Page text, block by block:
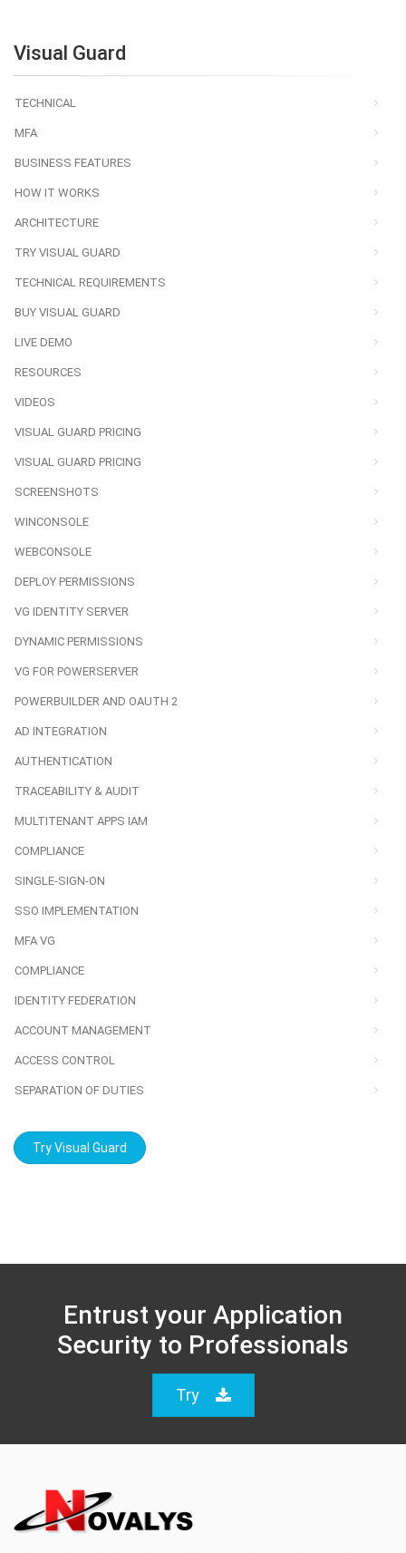
Visual Guard
TECHNICAL
MFA
BUSINESS FEATURES
HOW IT WORKS
ARCHITECTURE
TRY VISUAL GUARD
TECHNICAL REQUIREMENTS
BUY VISUAL GUARD
LIVE DEMO
RESOURCES
VIDEOS
VISUAL GUARD PRICING
VISUAL GUARD PRICING
SCREENSHOTS
WINCONSOLE
WEBCONSOLE
DEPLOY PERMISSIONS
VG IDENTITY SERVER
DYNAMIC PERMISSIONS
VG FOR POWERSERVER
POWERBUILDER AND OAUTH 2
AD INTEGRATION
AUTHENTICATION
TRACEABILITY & AUDIT
MULTITENANT APPS IAM
COMPLIANCE
SINGLE-SIGN-ON
SSO IMPLEMENTATION
MFA VG
COMPLIANCE
IDENTITY FEDERATION
ACCOUNT MANAGEMENT
ACCESS CONTROL
SEPARATION OF DUTIES
Try Visual Guard
Entrust your Application
Security to Professionals
Try